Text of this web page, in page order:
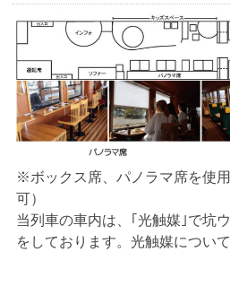
※ボックス席、パノラマ席を使
可）
当列車の車内は、｢光触媒｣で坑
をしております。光触媒につい